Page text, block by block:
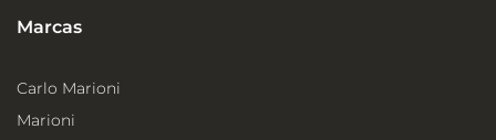
Marcas
Carlo Marioni
Marioni